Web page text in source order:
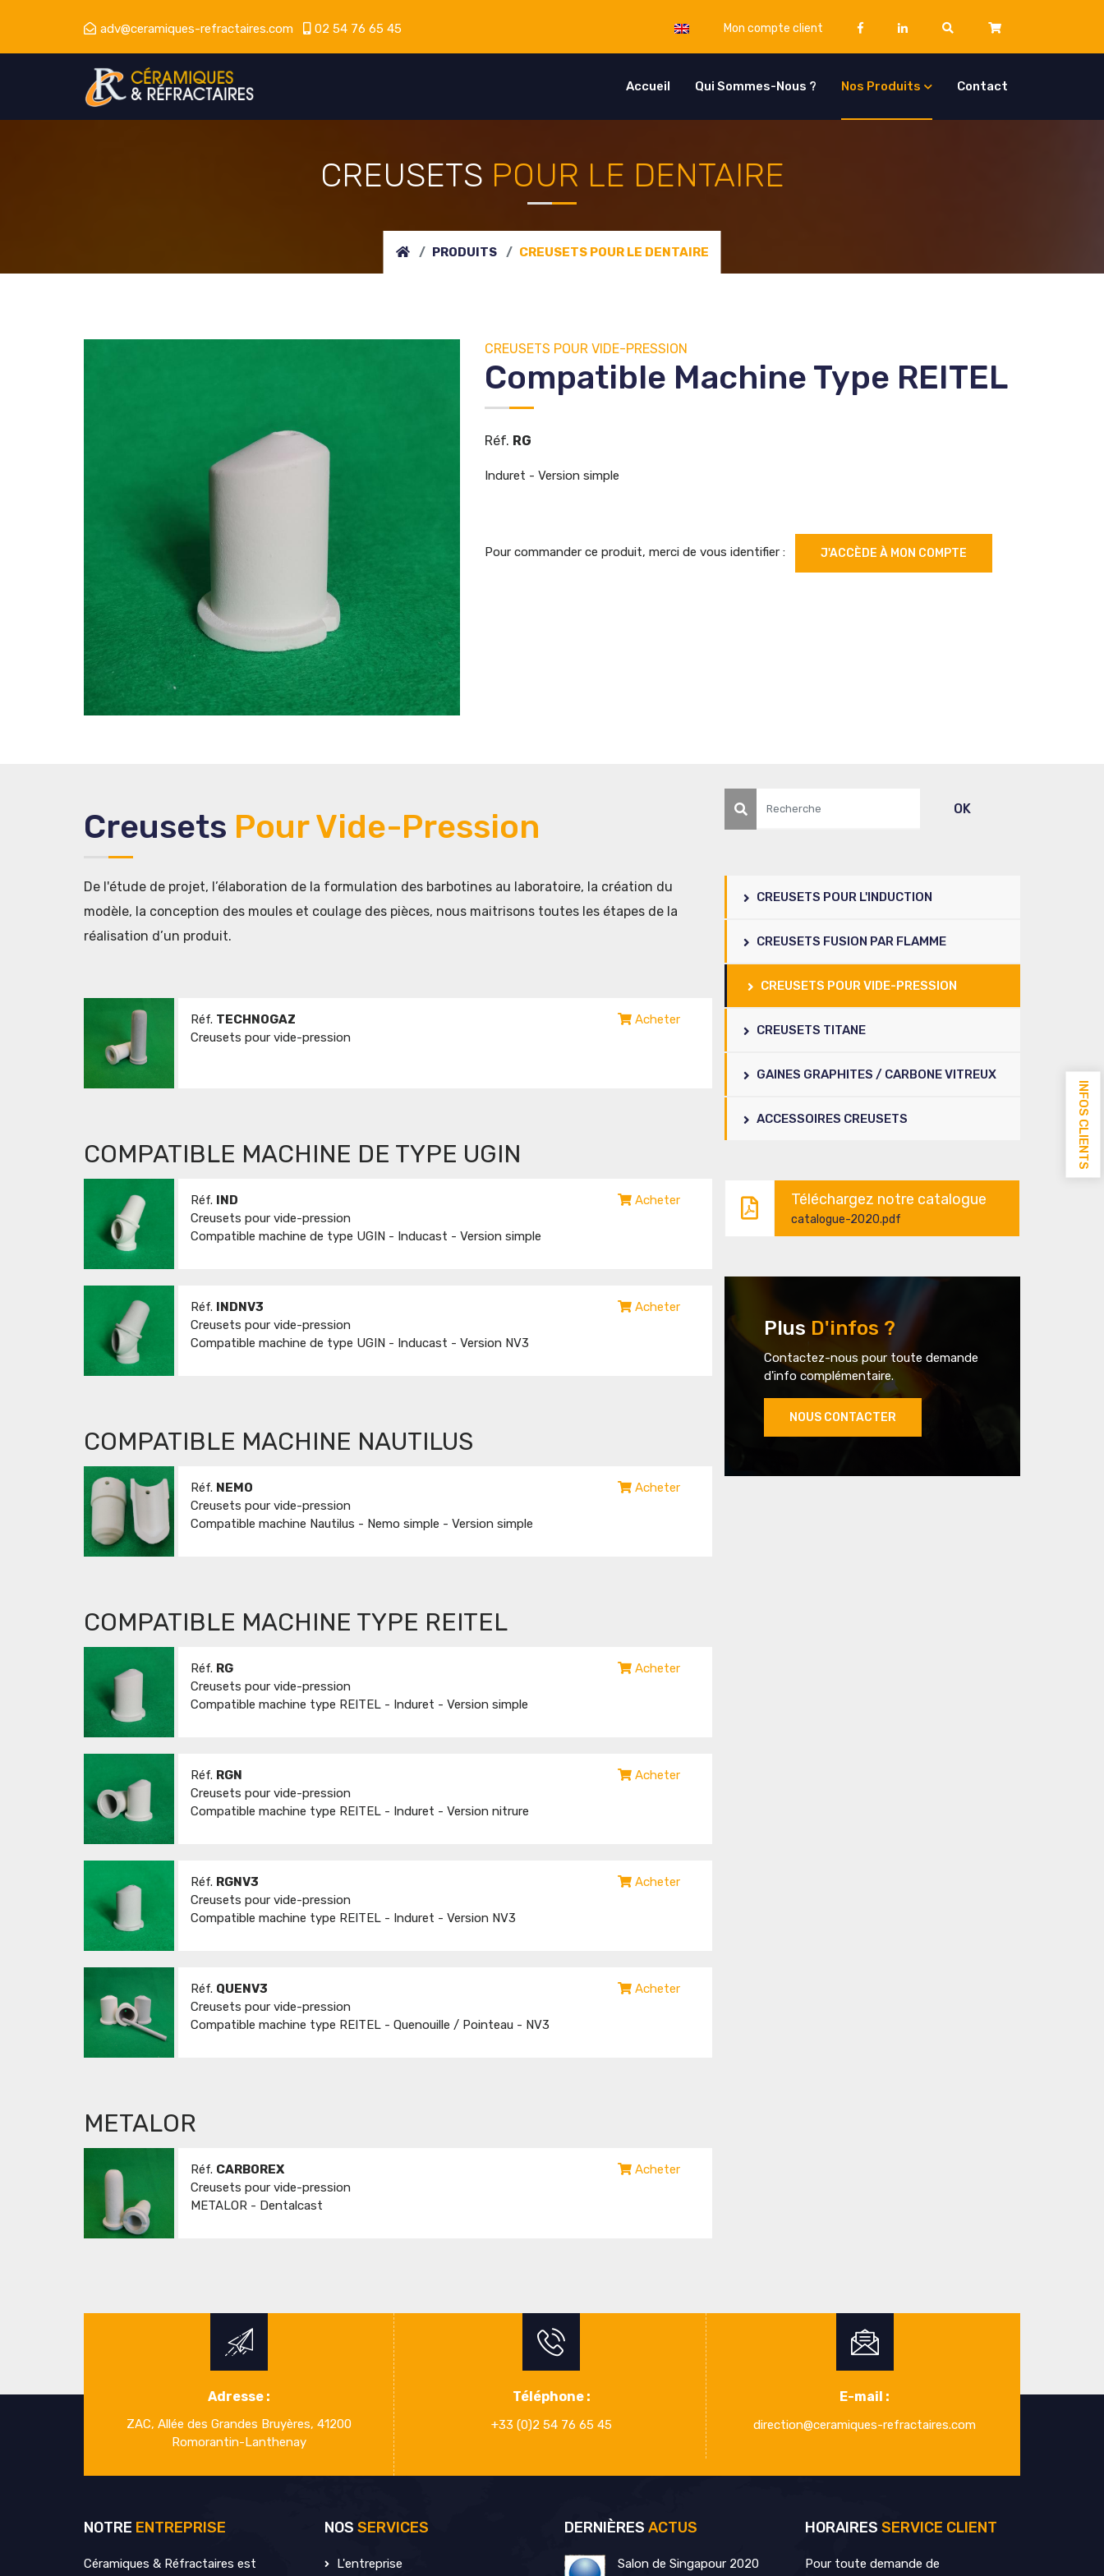
adv@ceramiques-refractaires.com 02 54 76 65 45 Mon compte client
Accueil Qui Sommes-Nous ? Nos Produits Contact
CREUSETS POUR LE DENTAIRE
PRODUITS CREUSETS POUR LE DENTAIRE
CREUSETS POUR VIDE-PRESSION
Compatible Machine Type REITEL
Réf. RG
Induret - Version simple
Pour commander ce produit, merci de vous identifier : J'ACCÈDE À MON COMPTE
Creusets Pour Vide-Pression
De l'étude de projet, l’élaboration de la formulation des barbotines au laboratoire, la création du
modèle, la conception des moules et coulage des pièces, nous maitrisons toutes les étapes de la
réalisation d’un produit.
Réf. TECHNOGAZ
Creusets pour vide-pression
Acheter
COMPATIBLE MACHINE DE TYPE UGIN
Réf. IND
Creusets pour vide-pression
Compatible machine de type UGIN - Inducast - Version simple
Acheter
Réf. INDNV3
Creusets pour vide-pression
Compatible machine de type UGIN - Inducast - Version NV3
Acheter
COMPATIBLE MACHINE NAUTILUS
Réf. NEMO
Creusets pour vide-pression
Compatible machine Nautilus - Nemo simple - Version simple
Acheter
COMPATIBLE MACHINE TYPE REITEL
Réf. RG
Creusets pour vide-pression
Compatible machine type REITEL - Induret - Version simple
Acheter
Réf. RGN
Creusets pour vide-pression
Compatible machine type REITEL - Induret - Version nitrure
Acheter
Réf. RGNV3
Creusets pour vide-pression
Compatible machine type REITEL - Induret - Version NV3
Acheter
Réf. QUENV3
Creusets pour vide-pression
Compatible machine type REITEL - Quenouille / Pointeau - NV3
Acheter
METALOR
Réf. CARBOREX
Creusets pour vide-pression
METALOR - Dentalcast
Acheter
OK
CREUSETS POUR L'INDUCTION
CREUSETS FUSION PAR FLAMME
CREUSETS POUR VIDE-PRESSION
CREUSETS TITANE
GAINES GRAPHITES / CARBONE VITREUX
ACCESSOIRES CREUSETS
Téléchargez notre catalogue
catalogue-2020.pdf
PlusD'infos ?
Contactez-nous pour toute demande
d'info complémentaire.
NOUS CONTACTER
Adresse :
ZAC, Allée des Grandes Bruyères, 41200
Romorantin-Lanthenay
Téléphone :
+33 (0)2 54 76 65 45
E-mail :
direction@ceramiques-refractaires.com
NOTRE ENTREPRISE
Céramiques & Réfractaires est
NOS SERVICES
L'entreprise
DERNIÈRES ACTUS
Salon de Singapour 2020
HORAIRES SERVICE CLIENT
Pour toute demande de
INFOS CLIENTS